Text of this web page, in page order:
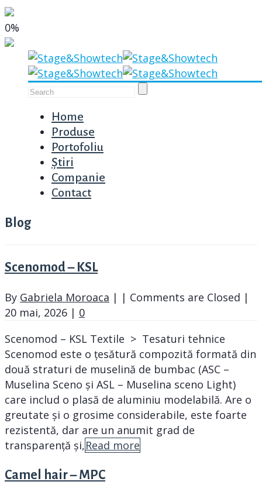
0%
Home
Produse
Portofoliu
Știri
Companie
Contact
Blog
Scenomod – KSL
By Gabriela Moroaca | | Comments are Closed |
20 mai, 2026 | 0
Scenomod – KSL Textile > Tesaturi tehnice
Scenomod este o țesătură compozită formată din
două straturi de muselină de bumbac (ASC –
Muselina Sceno și ASL – Muselina sceno Light)
care includ o plasă de aluminiu modelabilă. Are o
greutate și o grosime considerabile, este foarte
rezistentă, dar are un anumit grad de
transparență și,Read more
Camel hair – MPC